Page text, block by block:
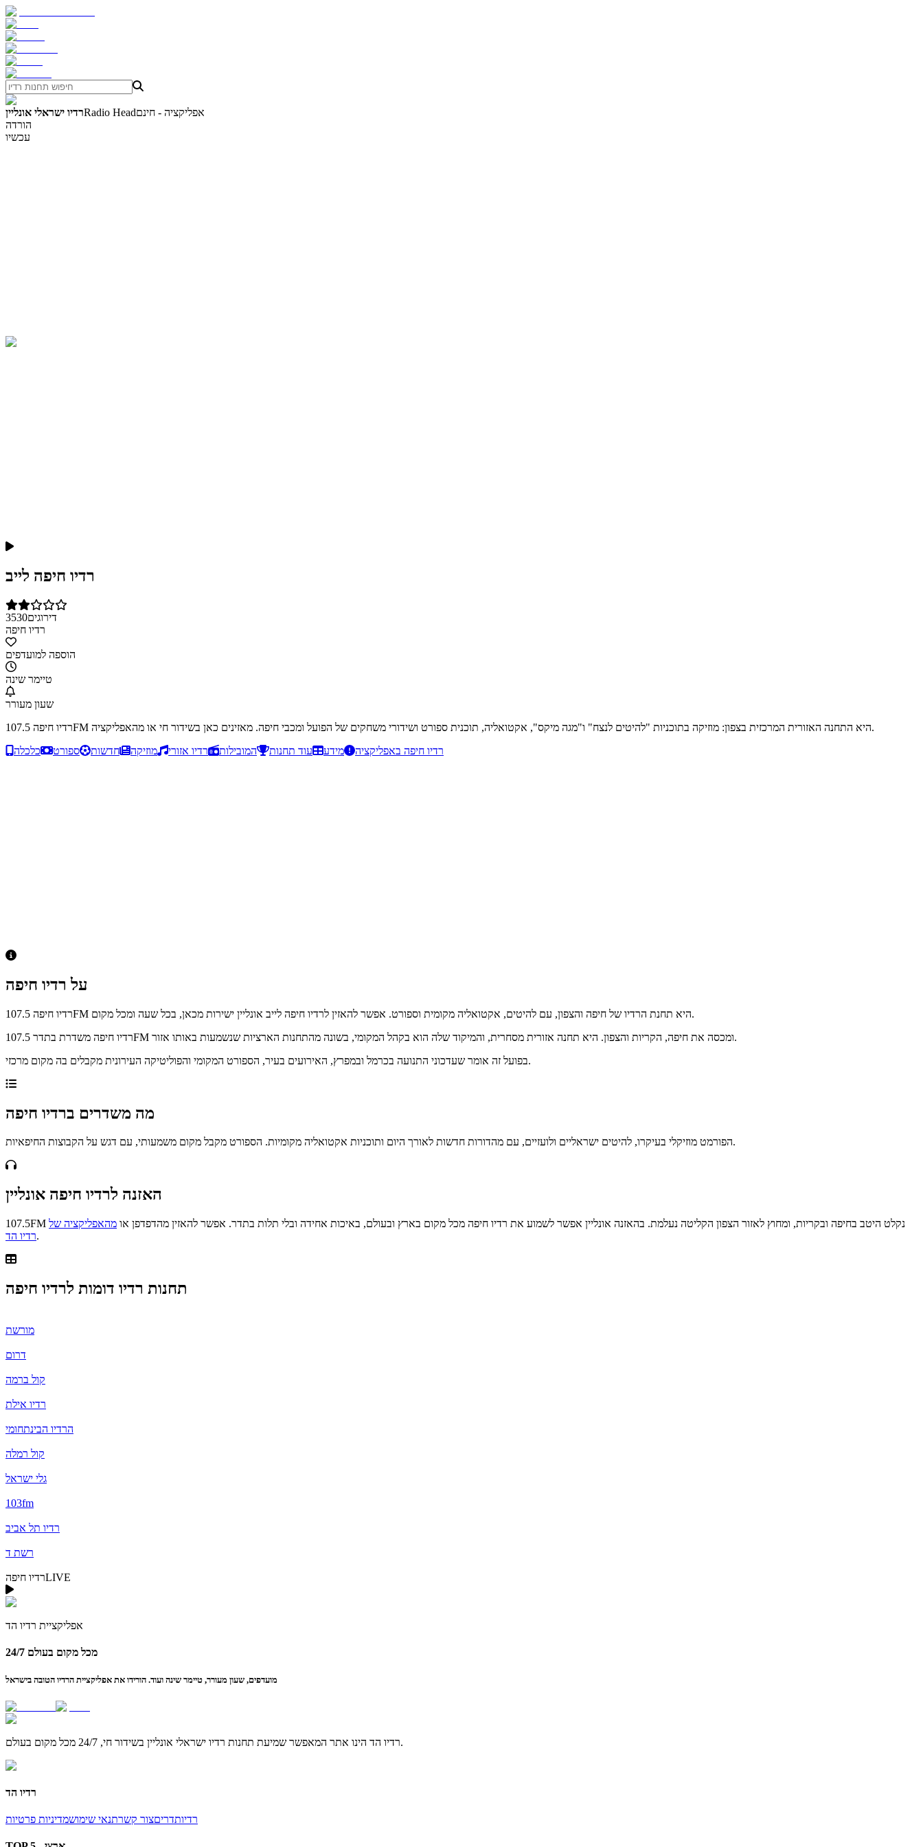
רדיו ישראלי אונלייןRadio Headאפליקציה - חינם
הורדה
עכשיו
רדיו חיפה לייב
3530דירוגים
רדיו חיפה
הוספה למועדפים
טיימר שינה
שעון מעורר
רדיו חיפה 107.5FM היא התחנה האזורית המרכזית בצפון: מוזיקה בתוכניות "להיטים לנצח" ו"מגה מיקס", אקטואליה, תוכנית ספורט ושידורי משחקים של הפועל ומכבי חיפה. מאזינים כאן בשידור חי או מהאפליקציה.
רדיו חיפה באפליקציה
מידע עוד תחנות המובילות רדיו אזורי מוזיקה חדשות ספורט כלכלה
על רדיו חיפה
רדיו חיפה 107.5FM היא תחנת הרדיו של חיפה והצפון, עם להיטים, אקטואליה מקומית וספורט. אפשר להאזין לרדיו חיפה לייב אונליין ישירות מכאן, בכל שעה ומכל מקום.
רדיו חיפה משדרת בתדר 107.5FM ומכסה את חיפה, הקריות והצפון. היא תחנה אזורית מסחרית, והמיקוד שלה הוא בקהל המקומי, בשונה מהתחנות הארציות שנשמעות באותו אזור.
בפועל זה אומר שעדכוני התנועה בכרמל ובמפרץ, האירועים בעיר, הספורט המקומי והפוליטיקה העירונית מקבלים בה מקום מרכזי.
מה משדרים ברדיו חיפה
הפורמט מוזיקלי בעיקרו, להיטים ישראליים ולועזיים, עם מהדורות חדשות לאורך היום ותוכניות אקטואליה מקומיות. הספורט מקבל מקום משמעותי, עם דגש על הקבוצות החיפאיות.
האזנה לרדיו חיפה אונליין
107.5FM נקלט היטב בחיפה ובקריות, ומחוץ לאזור הצפון הקליטה נעלמת. בהאזנה אונליין אפשר לשמוע את רדיו חיפה מכל מקום בארץ ובעולם, באיכות אחידה ובלי תלות בתדר. אפשר להאזין מהדפדפן או מהאפליקציה של
רדיו הד.
תחנות רדיו דומות לרדיו חיפה
מורשת
דרום
קול ברמה
רדיו אילת
הרדיו הבינתחומי
קול רמלה
גלי ישראל
103fm
רדיו תל אביב
רשת ד
רדיו חיפהLIVE
אפליקציית רדיו הד
24/7 מכל מקום בעולם
מועדפים, שעון מעורר, טיימר שינה ועוד. הורידו את אפליקציית הרדיו הטובה בישראל
רדיו הדהינו אתר המאפשר שמיעת תחנות רדיו ישראלי אונליין בשידור חי, 24/7 מכל מקום בעולם.
רדיו הד
רדיותדריםצור קשרתנאי שימושמדיניות פרטיות